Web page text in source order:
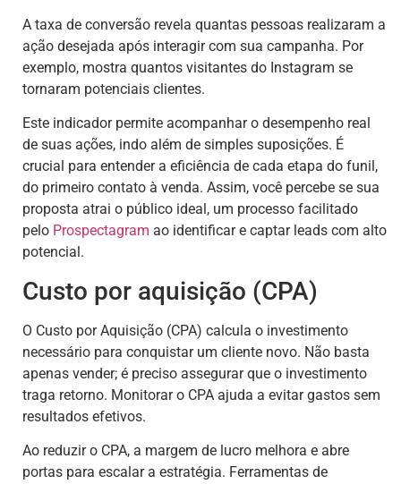
A taxa de conversão revela quantas pessoas realizaram a
ação desejada após interagir com sua campanha. Por
exemplo, mostra quantos visitantes do Instagram se
tornaram potenciais clientes.
Este indicador permite acompanhar o desempenho real
de suas ações, indo além de simples suposições. É
crucial para entender a eficiência de cada etapa do funil,
do primeiro contato à venda. Assim, você percebe se sua
proposta atrai o público ideal, um processo facilitado
pelo Prospectagram ao identificar e captar leads com alto
potencial.
Custo por aquisição (CPA)
O Custo por Aquisição (CPA) calcula o investimento
necessário para conquistar um cliente novo. Não basta
apenas vender; é preciso assegurar que o investimento
traga retorno. Monitorar o CPA ajuda a evitar gastos sem
resultados efetivos.
Ao reduzir o CPA, a margem de lucro melhora e abre
portas para escalar a estratégia. Ferramentas de